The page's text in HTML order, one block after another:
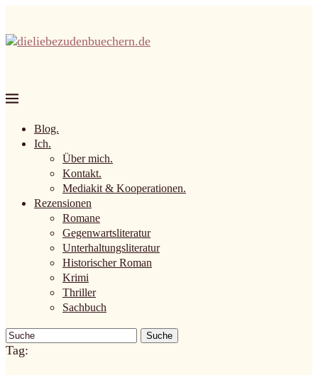
Blog.
Ich.
Über mich.
Kontakt.
Mediakit & Kooperationen.
Rezensionen
Romane
Gegenwartsliteratur
Unterhaltungsliteratur
Historischer Roman
Krimi
Thriller
Sachbuch
Suche
Tag: